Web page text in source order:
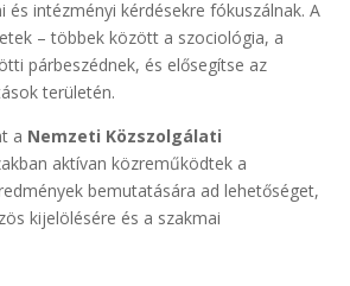
intézményi kérdésekre fókuszálnak. A
– többek között a szociológia, a
párbeszédnek, és elősegítse az
területén.
a Nemzeti Közszolgálati
aktívan közreműködtek a
bemutatására ad lehetőséget,
kijelölésére és a szakmai